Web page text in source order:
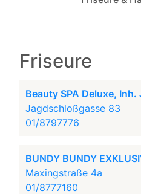
Friseure
Beauty SPA Deluxe,
Jagdschloßgasse 83
01/8797776
BUNDY BUNDY
Maxingstraße 4a
01/8777160